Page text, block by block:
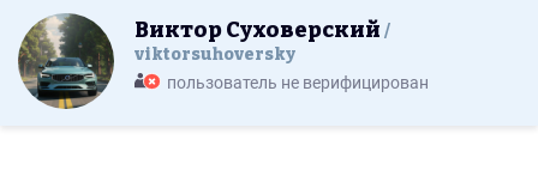
Виктор Суховерский
viktorsuhoversky
пользователь не верифицирован